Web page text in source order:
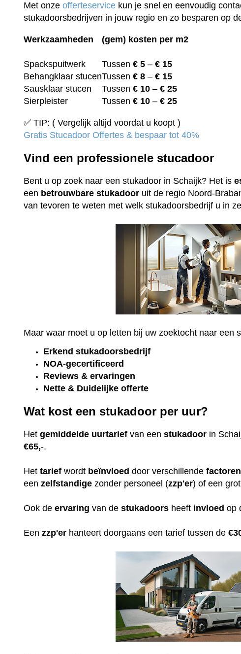
Met onzeofferteservice kun je snel en eenvoudig
stukadoorsbedrijven in jouw regio en zo besparen op
Werkzaamheden (gem) kosten per m2
Spackspuitwerk Tussen€ 5 –€ 15
Behangklaar stucenTussen€ 8 –€ 15
Sausklaar stucen
Tussen€ 10 –€ 25
Sierpleister
Tussen€ 10 –€ 25
✅ TIP: ( Vergelijk altijd voordat u koopt )
Gratis Stucadoor Offertes & bespaar tot 40%
Vind een professionele stucadoor
Bent u op zoek naar een stukadoor in Schaijk? Het is
een betrouwbare stukadoor uit de regio Noord-
van tevoren te weten met welk stukadoorsbedrijf u in
Maar waar moet u op letten bij uw zoektocht naar een
Erkend stukadoorsbedrijf
NOA-gecertificeerd
Reviews & ervaringen
Nette & Duidelijke offerte
Wat kost een stukadoor per uur?
Hetgemiddelde uurtarief van eenstukadoor in
€65,-.
Hettarief wordt beïnvloed door verschillendefactoren
eenzelfstandige zonder personeel (zzp'er) of een
Ook deervaring van destukadoors heeft invloed op
Eenzzp'er hanteert doorgaans een tarief tussen de